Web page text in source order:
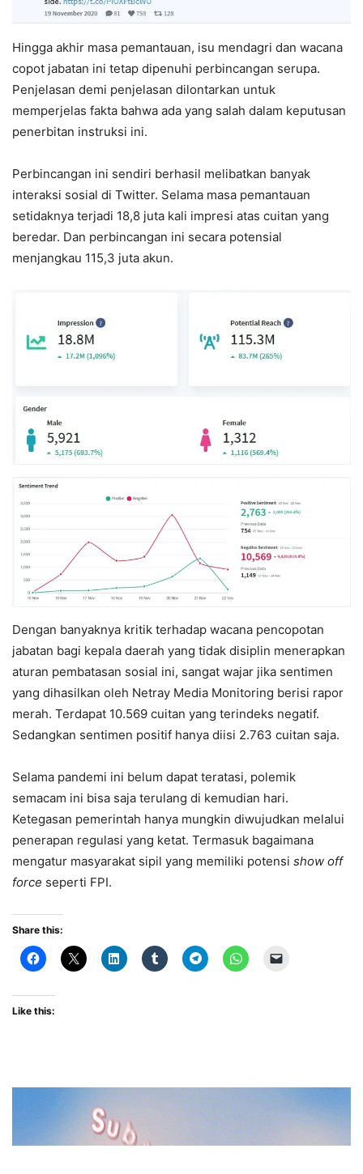
Hingga akhir masa pemantauan, isu mendagri dan wacana
copot jabatan ini tetap dipenuhi perbincangan serupa.
Penjelasan demi penjelasan dilontarkan untuk
memperjelas fakta bahwa ada yang salah dalam keputusan
penerbitan instruksi ini.
Perbincangan ini sendiri berhasil melibatkan banyak
interaksi sosial di Twitter. Selama masa pemantauan
setidaknya terjadi 18,8 juta kali impresi atas cuitan yang
beredar. Dan perbincangan ini secara potensial
menjangkau 115,3 juta akun.
Dengan banyaknya kritik terhadap wacana pencopotan
jabatan bagi kepala daerah yang tidak disiplin menerapkan
aturan pembatasan sosial ini, sangat wajar jika sentimen
yang dihasilkan oleh Netray Media Monitoring berisi rapor
merah. Terdapat 10.569 cuitan yang terindeks negatif.
Sedangkan sentimen positif hanya diisi 2.763 cuitan saja.
Selama pandemi ini belum dapat teratasi, polemik
semacam ini bisa saja terulang di kemudian hari.
Ketegasan pemerintah hanya mungkin diwujudkan melalui
penerapan regulasi yang ketat. Termasuk bagaimana
mengatur masyarakat sipil yang memiliki potensi show off
force seperti FPI.
Share this:
Like this: